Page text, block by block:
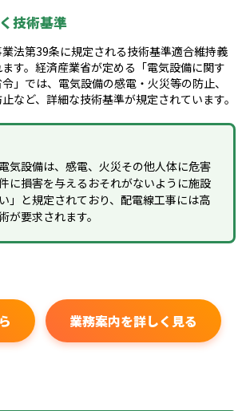
技術基準
法第39条に規定される技術基準適合維持義
す。経済産業省が定める「電気設備に関す
」では、電気設備の感電・火災等の防止、
など、詳細な技術基準が規定されています。
気設備は、感電、火災その他人体に危害
に損害を与えるおそれがないように施設
」と規定されており、配電線工事には高
が要求されます。
業務案内を詳しく見る